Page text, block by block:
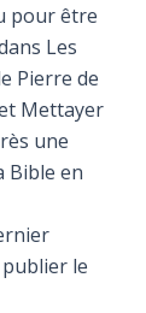
pour être
Les
Pierre de
Mettayer
une
Bible en
le